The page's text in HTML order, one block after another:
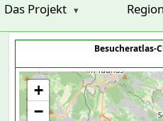
Das Projekt
Besucheratlas-
+
−